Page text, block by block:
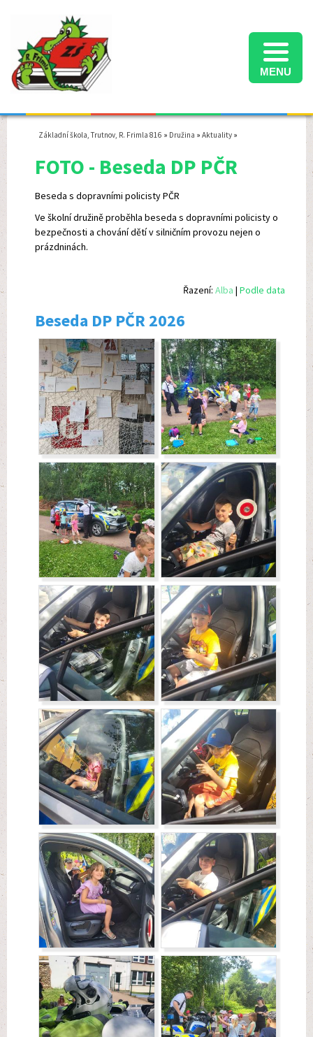
MENU
Základní škola, Trutnov, R. Frimla 816 » Družina » Aktuality »
FOTO - Beseda DP PČR
Beseda s dopravními policisty PČR
Ve školní družině proběhla beseda s dopravními policisty o
bezpečnosti a chování dětí v silničním provozu nejen o
prázdninách.
Řazení: Alba | Podle data
Beseda DP PČR 2026